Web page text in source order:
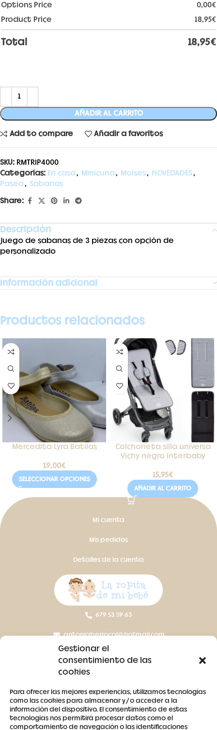
Gestionar el
consentimiento de las
cookies
Para ofrecer las mejores experiencias, utilizamos tecnologías
como las cookies para almacenar y/o acceder a la
información del dispositivo. El consentimiento de estas
tecnologías nos permitirá procesar datos como el
comportamiento de navegación o las identificaciones
Options Price 0,00€
Product Price
18,95€
Total 18,95€
AÑADIR AL CARRITO
Add to compare Añadir a favoritos
SKU: RMTRIP4000
Categorías: En casa, Minicuna, Moisés, NOVEDADES,
Paseo, Sábanas
Share:
Descripción
Juego de sabanas de 3 piezas con opción de
personalizado
Información adicional
Productos relacionados
Mercedita Lyra Batilas
19,00€
SELECCIONAR OPCIONES
Colchoneta silla universa
Vichy negro Interbaby
15,95€
AÑADIR AL CARRITO
Mi cuenta
Mis pedidos
Detalles de la cuenta
679 53 59 63
antoniaberrocal@hotmail.com